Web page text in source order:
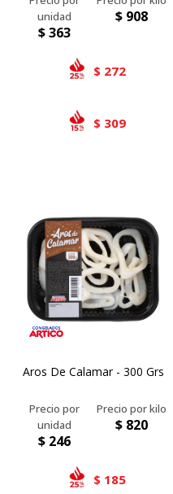
$363
$ 908
$ 272
$ 309
Aros De Calamar - 300 Grs
$ 246
$ 820
$ 185